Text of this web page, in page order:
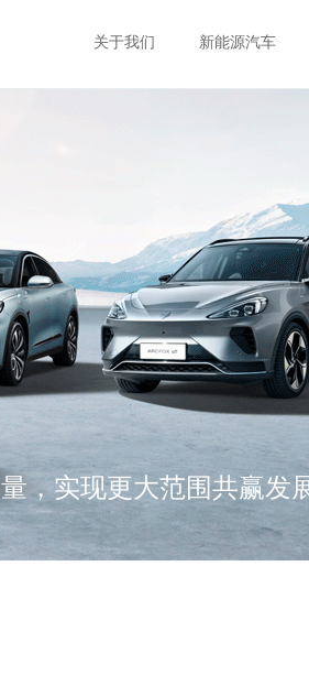
关于我们 新能源汽车
，实现更大范围共赢发